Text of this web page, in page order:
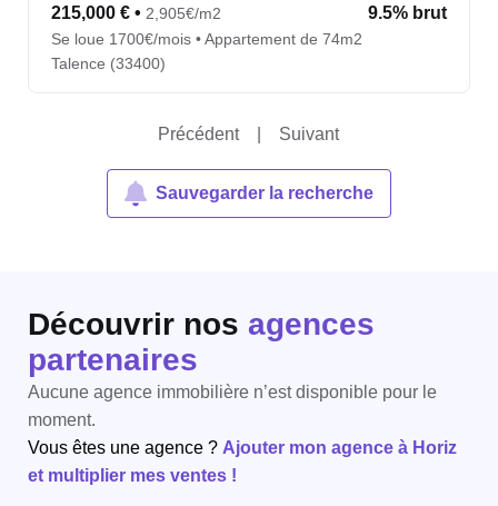
215,000 € • 2,905€/m2 9.5% brut
Se loue 1700€/mois • Appartement de 74m2
Talence (33400)
Précédent Suivant
Sauvegarder la recherche
Découvrir nos agences
partenaires
Aucune agence immobilière n’est disponible pour le
moment.
Vous êtes une agence ? Ajouter mon agence à Horiz
et multiplier mes ventes !